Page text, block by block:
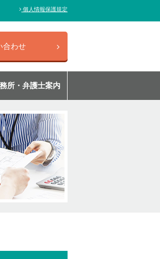
個人情報保護規定
合わせ
所・弁護士案内